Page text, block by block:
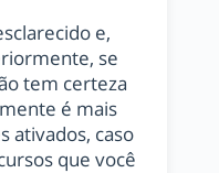
e,
se
tem certeza
é mais
ativados, caso
que você